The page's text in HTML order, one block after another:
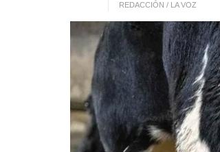
REDACCIÓN / LA VOZ